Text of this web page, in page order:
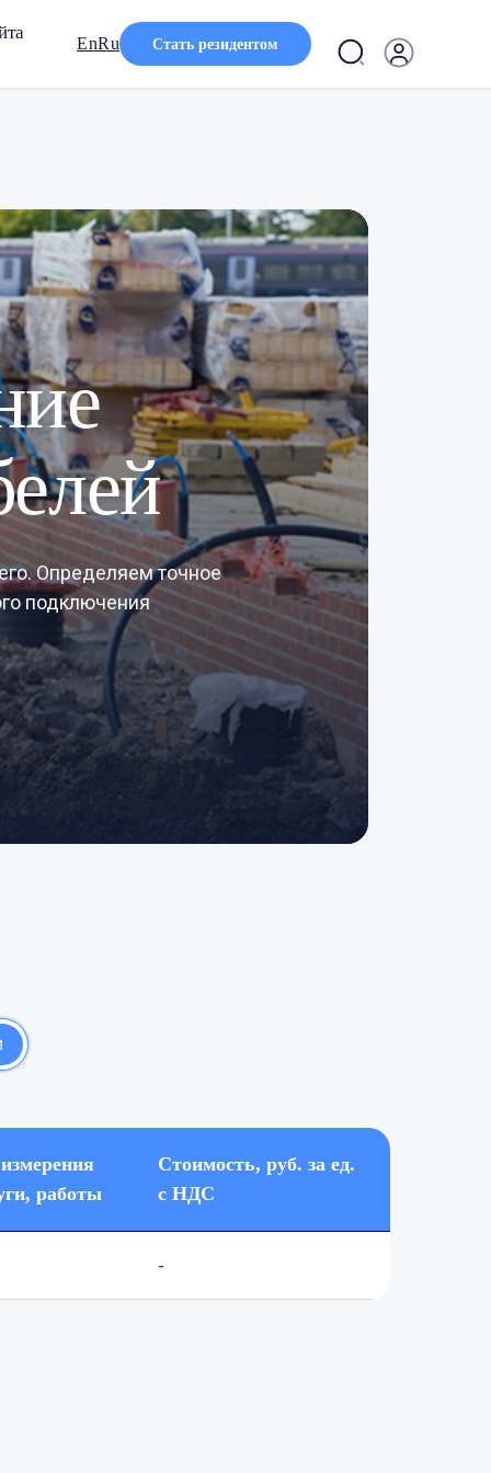
Стать резидентом
EnRu
Определяем точное
подключения
работы
Стоимость, руб. за ед.
с НДС
-